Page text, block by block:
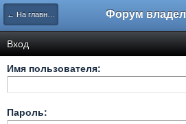
← На главную
Вход
Имя пользователя:
Пароль: